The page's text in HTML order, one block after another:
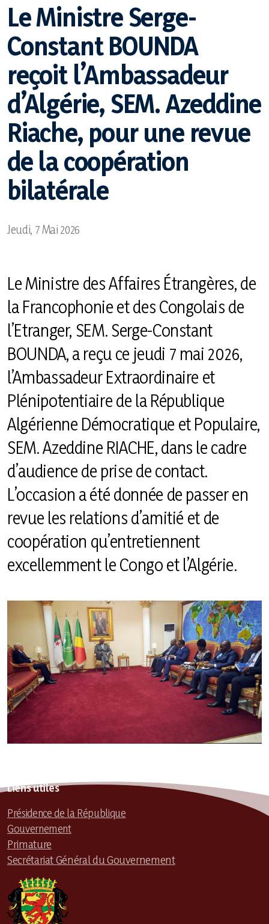
Le Ministre Serge-
Constant BOUNDA
reçoit l’Ambassadeur
d’Algérie, SEM. Azeddine
Riache, pour une revue
de la coopération
bilatérale
Jeudi, 7 Mai 2026
Le Ministre des Affaires Étrangères, de
la Francophonie et des Congolais de
l’Etranger, SEM. Serge-Constant
BOUNDA, a reçu ce jeudi 7 mai 2026,
l’Ambassadeur Extraordinaire et
Plénipotentiaire de la République
Algérienne Démocratique et Populaire,
SEM. Azeddine RIACHE, dans le cadre
d’audience de prise de contact.
L’occasion a été donnée de passer en
revue les relations d’amitié et de
coopération qu’entretiennent
excellemment le Congo et l’Algérie.
Liens utiles
Présidence de la République
Gouvernement
Primature
Secrétariat Général du Gouvernement
Ambassades
Postes consulaires
Relations bilatérales
Le Congo et ses Partenaires
Politique de sécurité
Congolais voyageant à l’étranger
Actualité
La gazette du diplomate
Revue de presse
L'Agenda